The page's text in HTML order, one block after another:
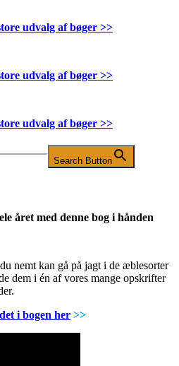
udvalg af bøger >>
udvalg af bøger >>
udvalg af bøger >>
Search Button
året med denne bog i hånden
nemt kan gå på jagt i de æblesorter
dem i én af vores mange opskrifter
i bogen her >>